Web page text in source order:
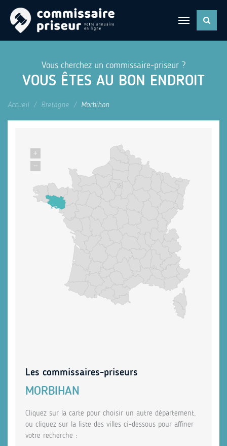
Vous cherchez un commissaire-priseur ?
VOUS ÊTES AU BON ENDROIT
Accueil Bretagne Morbihan
+
−
Les commissaires-priseurs
MORBIHAN
Cliquez sur la carte pour choisir un autre département,
ou cliquez sur la liste des villes ci-dessous pour affiner
votre recherche :